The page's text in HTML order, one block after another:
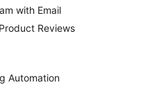
with Email
Reviews
Automation